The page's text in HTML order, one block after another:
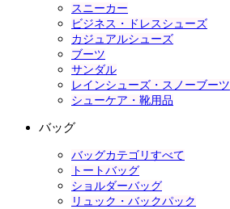
スニーカー
ビジネス・ドレスシューズ
カジュアルシューズ
ブーツ
サンダル
レインシューズ・スノーブーツ
シューケア・靴用品
バッグ
バッグカテゴリすべて
トートバッグ
ショルダーバッグ
リュック・バックパック